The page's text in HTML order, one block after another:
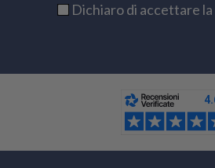
Dichiaro di accettare la